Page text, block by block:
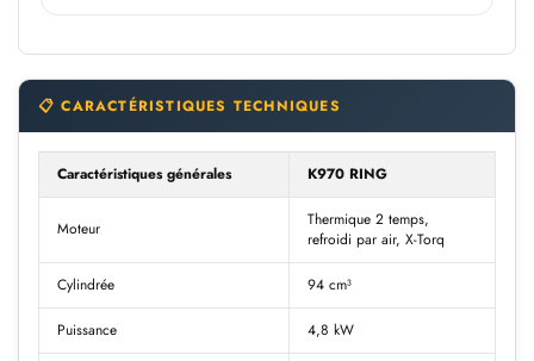
📋 CARACTÉRISTIQUES TECHNIQUES
Caractéristiques générales K970 RING
Moteur
Thermique 2 temps,
refroidi par air, X-Torq
Cylindrée 94 cm³
Puissance 4,8 kW